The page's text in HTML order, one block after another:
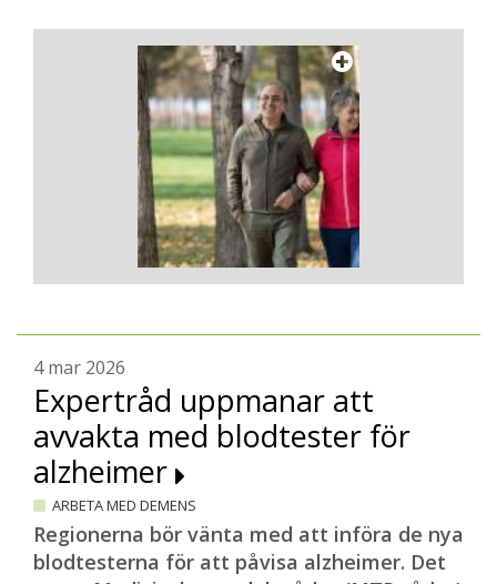
4 mar 2026
Expertråd uppmanar att
avvakta med blodtester för
alzheimer
ARBETA MED DEMENS
Regionerna bör vänta med att införa de nya
blodtesterna för att påvisa alzheimer. Det